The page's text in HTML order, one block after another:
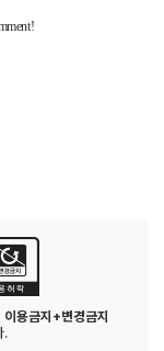
용금지+변경금지
.